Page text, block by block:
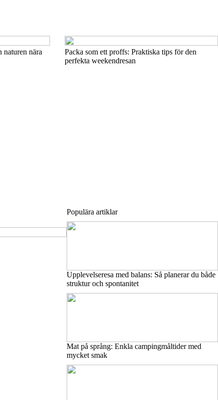
nära
Packa som ett proffs: Praktiska tips för den
perfekta weekendresan
Populära artiklar
Upplevelseresa med balans: Så planerar du både
struktur och spontanitet
Mat på språng: Enkla campingmåltider med
mycket smak